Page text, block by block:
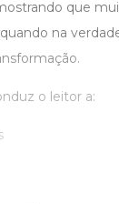
que
na
o leitor a: